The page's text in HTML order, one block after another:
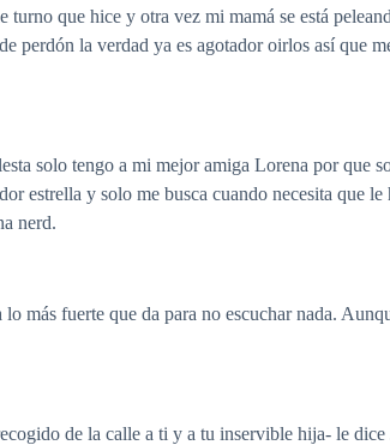
que hice y otra vez mi mamá se está
la verdad ya es agotador oirlos así que
solo tengo a mi mejor amiga Lorena por que
estrella y solo me busca cuando necesita que le
nerd.
más fuerte que da para no escuchar nada.
de la calle a ti y a tu inservible hija- le dice